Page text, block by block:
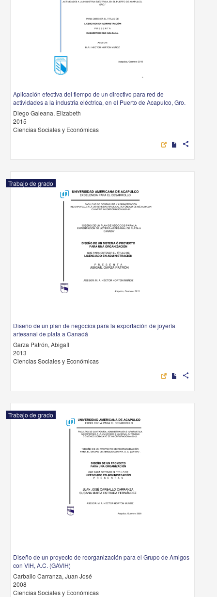
Aplicación efectiva del tiempo de un directivo para red de
actividades a la industria eléctrica, en el Puerto de Acapulco, Gro.
Diego Galeana, Elizabeth
2015
Ciencias Sociales y Económicas
share
Trabajo de grado
Diseño de un plan de negocios para la exportación de joyería
artesanal de plata a Canadá
Garza Patrón, Abigaíl
2013
Ciencias Sociales y Económicas
share
Trabajo de grado
Diseño de un proyecto de reorganización para el Grupo de Amigos
con VIH, A.C. (GAVIH)
Carballo Carranza, Juan José
2008
Ciencias Sociales y Económicas